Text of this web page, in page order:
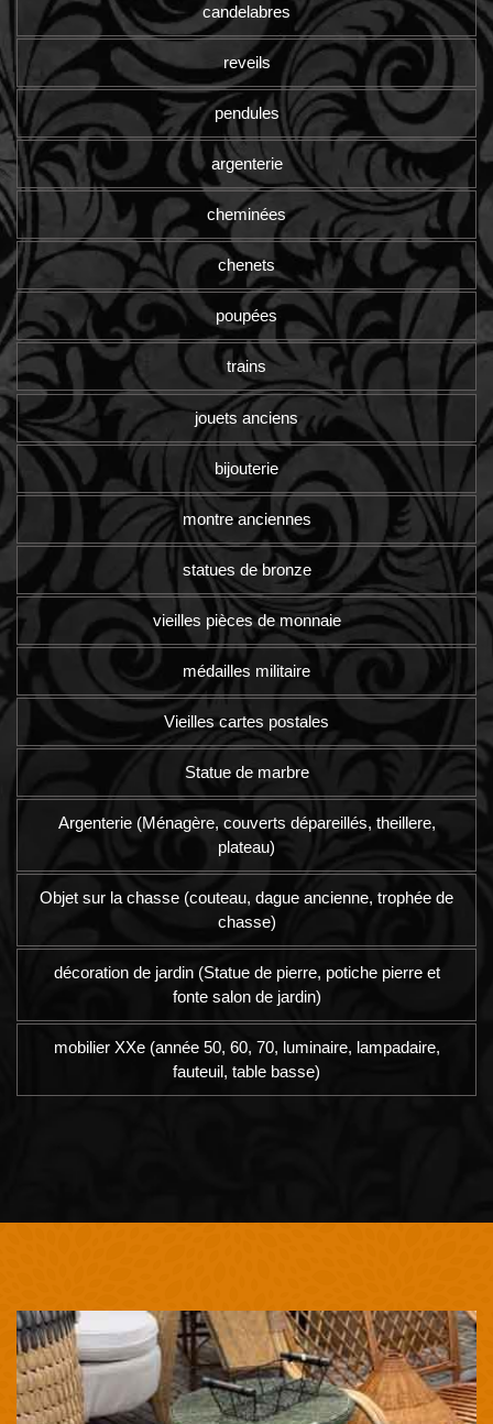
candelabres
reveils
pendules
argenterie
cheminées
chenets
poupées
trains
jouets anciens
bijouterie
montre anciennes
statues de bronze
vieilles pièces de monnaie
médailles militaire
Vieilles cartes postales
Statue de marbre
Argenterie (Ménagère, couverts dépareillés, theillere,
plateau)
Objet sur la chasse (couteau, dague ancienne, trophée de
chasse)
décoration de jardin (Statue de pierre, potiche pierre et
fonte salon de jardin)
mobilier XXe (année 50, 60, 70, luminaire, lampadaire,
fauteuil, table basse)